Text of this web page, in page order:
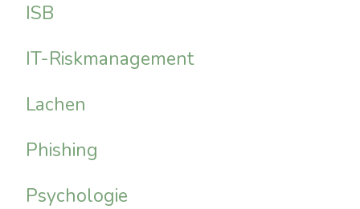
ISB
IT-Riskmanagement
Lachen
Phishing
Psychologie